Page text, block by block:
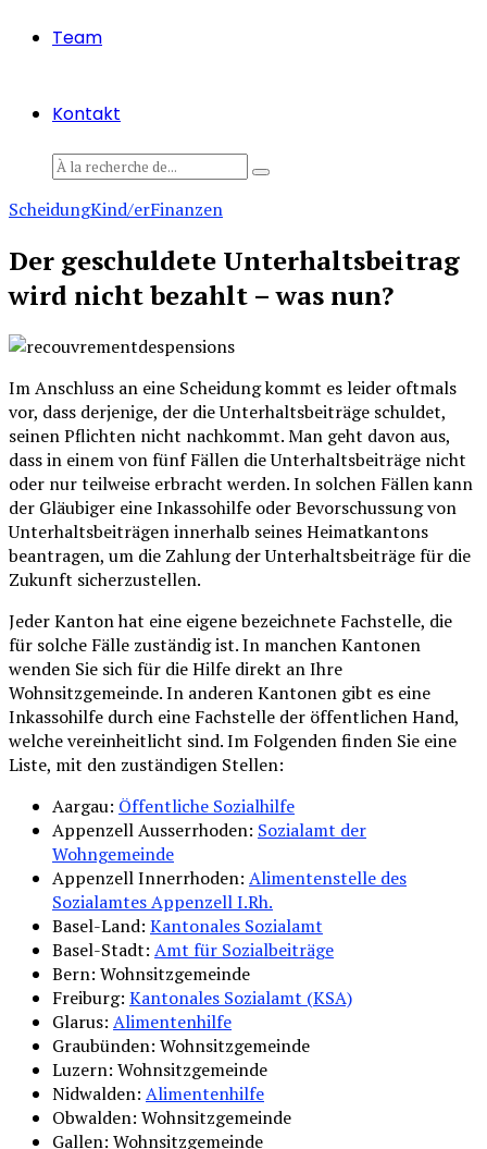
Team
Kontakt
ScheidungKind/erFinanzen
Der geschuldete Unterhaltsbeitrag
wird nicht bezahlt – was nun?
Im Anschluss an eine Scheidung kommt es leider oftmals
vor, dass derjenige, der die Unterhaltsbeiträge schuldet,
seinen Pflichten nicht nachkommt. Man geht davon aus,
dass in einem von fünf Fällen die Unterhaltsbeiträge nicht
oder nur teilweise erbracht werden. In solchen Fällen kann
der Gläubiger eine Inkassohilfe oder Bevorschussung von
Unterhaltsbeiträgen innerhalb seines Heimatkantons
beantragen, um die Zahlung der Unterhaltsbeiträge für die
Zukunft sicherzustellen.
Jeder Kanton hat eine eigene bezeichnete Fachstelle, die
für solche Fälle zuständig ist. In manchen Kantonen
wenden Sie sich für die Hilfe direkt an Ihre
Wohnsitzgemeinde. In anderen Kantonen gibt es eine
Inkassohilfe durch eine Fachstelle der öffentlichen Hand,
welche vereinheitlicht sind. Im Folgenden finden Sie eine
Liste, mit den zuständigen Stellen:
Aargau: Öffentliche Sozialhilfe
Appenzell Ausserrhoden: Sozialamt der
Wohngemeinde
Appenzell Innerrhoden: Alimentenstelle des
Sozialamtes Appenzell I.Rh.
Basel-Land: Kantonales Sozialamt
Basel-Stadt: Amt für Sozialbeiträge
Bern: Wohnsitzgemeinde
Freiburg: Kantonales Sozialamt (KSA)
Glarus: Alimentenhilfe
Graubünden: Wohnsitzgemeinde
Luzern: Wohnsitzgemeinde
Nidwalden: Alimentenhilfe
Obwalden: Wohnsitzgemeinde
Gallen: Wohnsitzgemeinde